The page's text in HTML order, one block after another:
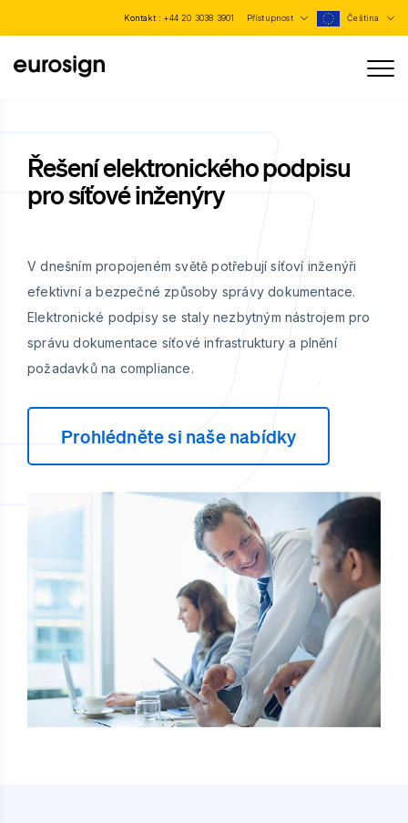
Kontakt :+44 20 3038 3901 Přístupnost Čeština
Řešení elektronického podpisu
pro síťové inženýry
V dnešním propojeném světě potřebují síťoví inženýři
efektivní a bezpečné způsoby správy dokumentace.
Elektronické podpisy se staly nezbytným nástrojem pro
správu dokumentace síťové infrastruktury a plnění
požadavků na compliance.
Prohlédněte si naše nabídky